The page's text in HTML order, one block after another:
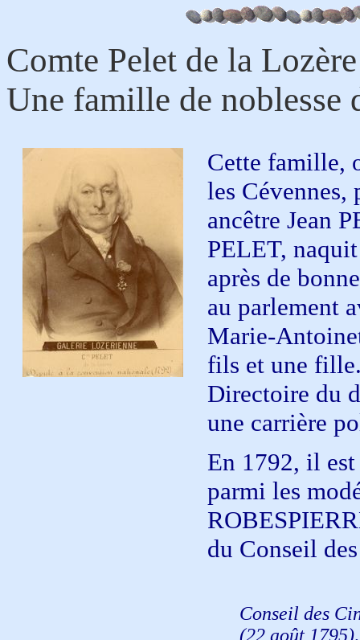
Comte Pelet de la Lozère
Une famille de noblesse
Cette famille,
les
ancêtre Jean
PELET,
après de
au parlement
Marie-
fils et une
Directoire du
une carrière
En 1792, il
parmi les
du Conseil
Conseil des
(22 août